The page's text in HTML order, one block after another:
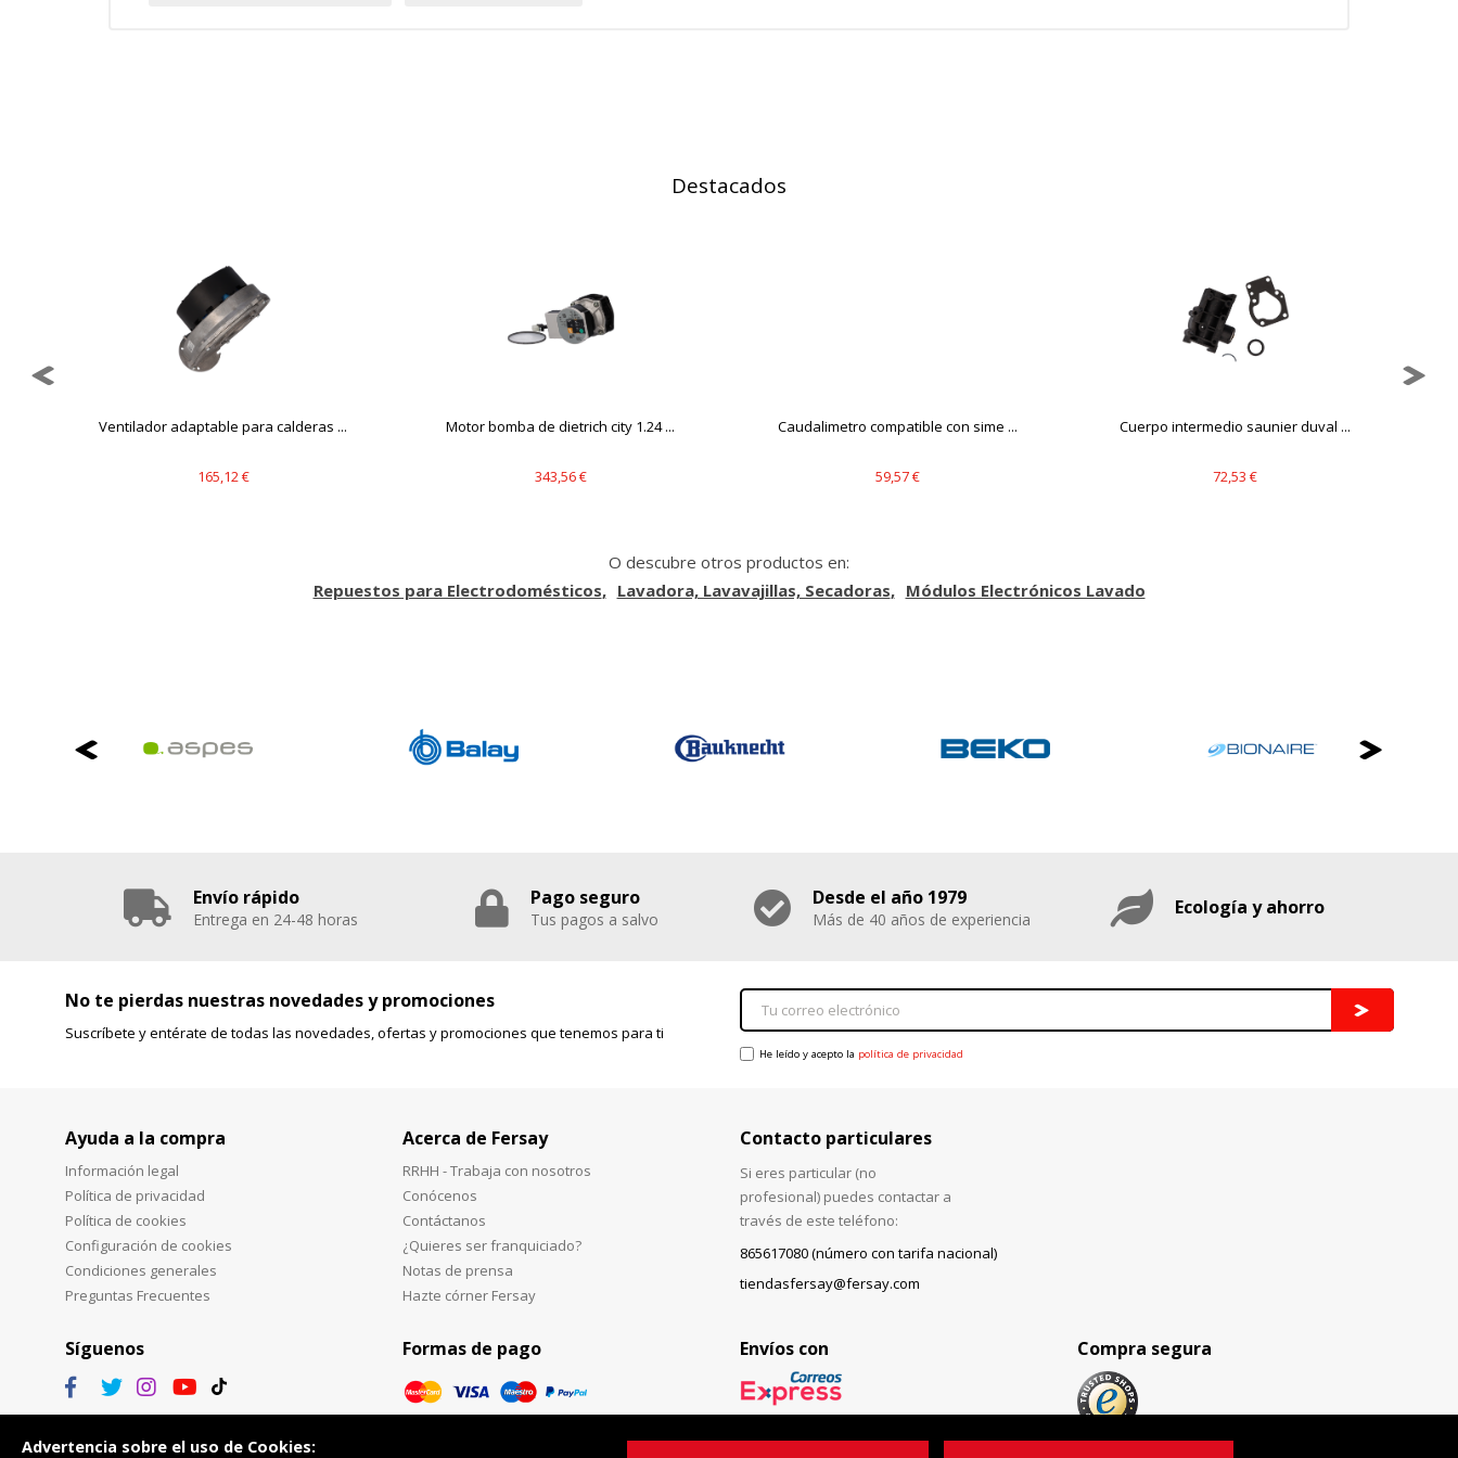
Destacados
Ventilador adaptable para calderas ...
165,12 €
Motor bomba de dietrich city 1.24 ...
343,56 €
Caudalimetro compatible con sime ...
59,57 €
Cuerpo intermedio saunier duval ...
72,53 €
O descubre otros productos en:
Repuestos para Electrodomésticos
Lavadora, Lavavajillas, Secadoras Módulos Electrónicos Lavado
Envío rápido
Entrega en 24-48 horas
Pago seguro
Tus pagos a salvo
Desde el año 1979
Más de 40 años de experiencia Ecología y ahorro
No te pierdas nuestras novedades y promociones
Suscríbete y entérate de todas las novedades, ofertas y promociones que tenemos para ti
He leído y acepto la política de privacidad
Ayuda a la compra
Información legal
Política de privacidad
Política de cookies
Configuración de cookies
Condiciones generales
Preguntas Frecuentes
Acerca de Fersay
RRHH - Trabaja con nosotros
Conócenos
Contáctanos
¿Quieres ser franquiciado?
Notas de prensa
Hazte córner Fersay
Contacto particulares
Si eres particular (no
profesional) puedes contactar a
través de este teléfono:
865617080 (número con tarifa nacional)
tiendasfersay@fersay.com
Síguenos Formas de pago Envíos con Compra segura
Advertencia sobre el uso de Cookies:
Puedes volver a configurar tus cookies desde la sección "Configuración de cookies" al pie de la página. También puedes consultar nuestra